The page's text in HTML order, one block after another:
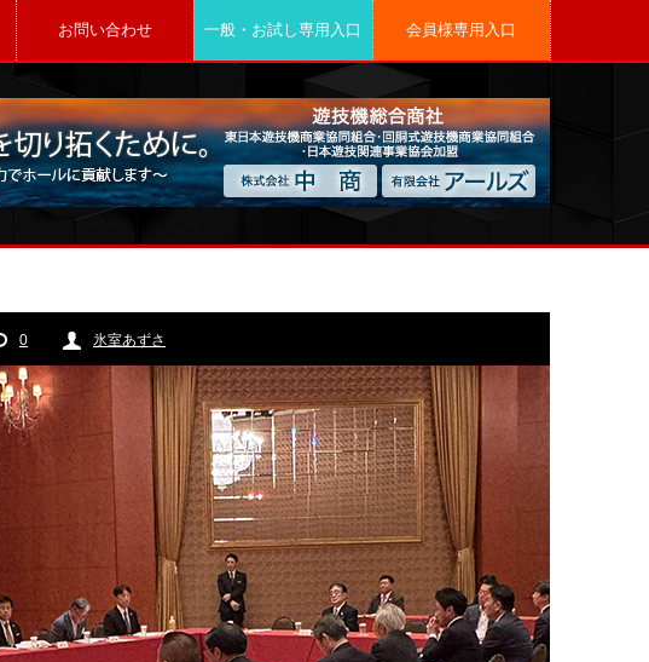
お問い合わせ 一般・お試し専用入口 会員様専用入口
0 氷室あずさ